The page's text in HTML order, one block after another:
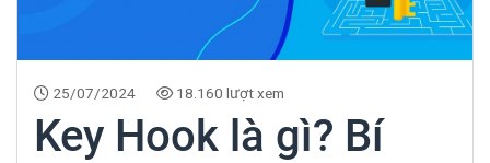
25/07/2024 18.160 lượt xem
Key Hook là gì? Bí